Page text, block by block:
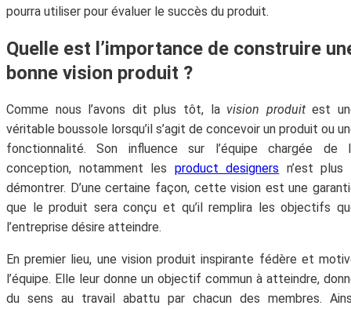
pourra utiliser pour évaluer le succès du produit.
Quelle est l’importance de construire
bonne vision produit ?
Comme nous l’avons dit plus tôt, la vision produitest
véritable boussole lorsqu’il s’agit de concevoir un produit ou
fonctionnalité. Son influence sur l’équipe chargée de
conception, notamment les product designers n’est plus
démontrer. D’une certaine façon, cette vision est une
que le produit sera conçu et qu’il remplira les objectifs
l’entreprise désire atteindre.
En premier lieu, une vision produit inspirante fédère et
l’équipe. Elle leur donne un objectif commun à atteindre,
du sens au travail abattu par chacun des membres.